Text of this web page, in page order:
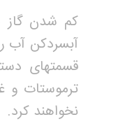
کم شدن گاز
آبسردکن آب
قسمتهای
ترموستات و
نخواهند کرد.